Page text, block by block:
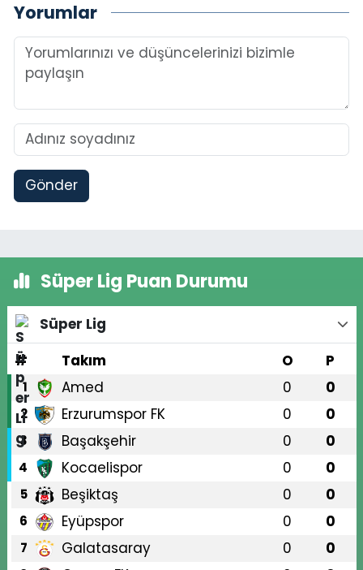
Yorumlar
Gönder
Süper Lig Puan Durumu
Süper Lig
#
Takım O P
1 Amed 0 0
2 Erzurumspor FK 0 0
3 Başakşehir 0 0
4 Kocaelispor 0 0
5 Beşiktaş 0 0
6 Eyüpspor 0 0
7 Galatasaray 0 0